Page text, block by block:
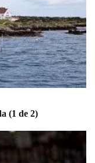
(1 de 2)